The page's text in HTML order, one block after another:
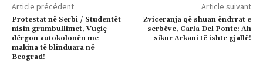
Article précédent
Protestat në Serbi / Studentët
nisin grumbullimet, Vuçiç
dërgon autokolonën me
makina të blinduara në
Beograd!
Article suivant
Zviceranja që shuan ëndrrat e
serbëve, Carla Del Ponte: Ah
sikur Arkani të ishte gjallë!